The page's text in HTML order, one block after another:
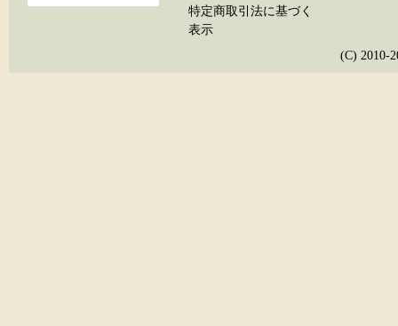
特定商取引法に基づく
表示
(C) 2010-